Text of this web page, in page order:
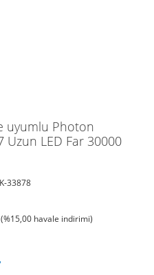
uyumlu Photon
Uzun LED Far 30000
33878
havale indirimi)